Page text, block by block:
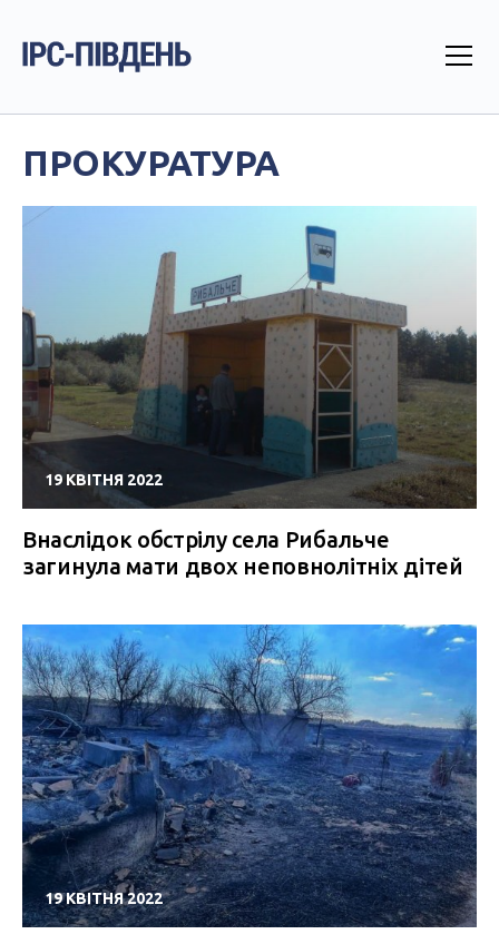
ПРОКУРАТУРА
19 КВІТНЯ 2022
Внаслідок обстрілу села Рибальче
загинула мати двох неповнолітніх дітей
19 КВІТНЯ 2022